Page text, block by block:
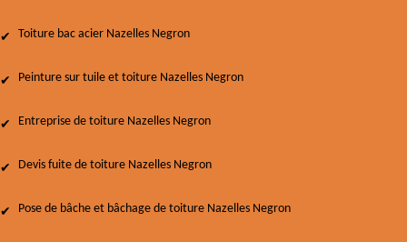
Toiture bac acier Nazelles Negron
Peinture sur tuile et toiture Nazelles Negron
Entreprise de toiture Nazelles Negron
Devis fuite de toiture Nazelles Negron
Pose de bâche et bâchage de toiture Nazelles Negron